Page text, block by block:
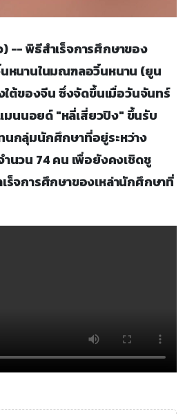
-- พิธีสำเร็จการศึกษาของ
หนานในมณฑลอวิ๋นหนาน (ยูน
ใต้ของจีน ซึ่งจัดขึ้นเมื่อวันจันทร์
นนอยด์ "หลี่เสี่ยวปิง" ขึ้นรับ
กลุ่มนักศึกษาที่อยู่ระหว่าง
นวน 74 คน เพื่อยังคงเชิดชู
ร็จการศึกษาของเหล่านักศึกษาที่